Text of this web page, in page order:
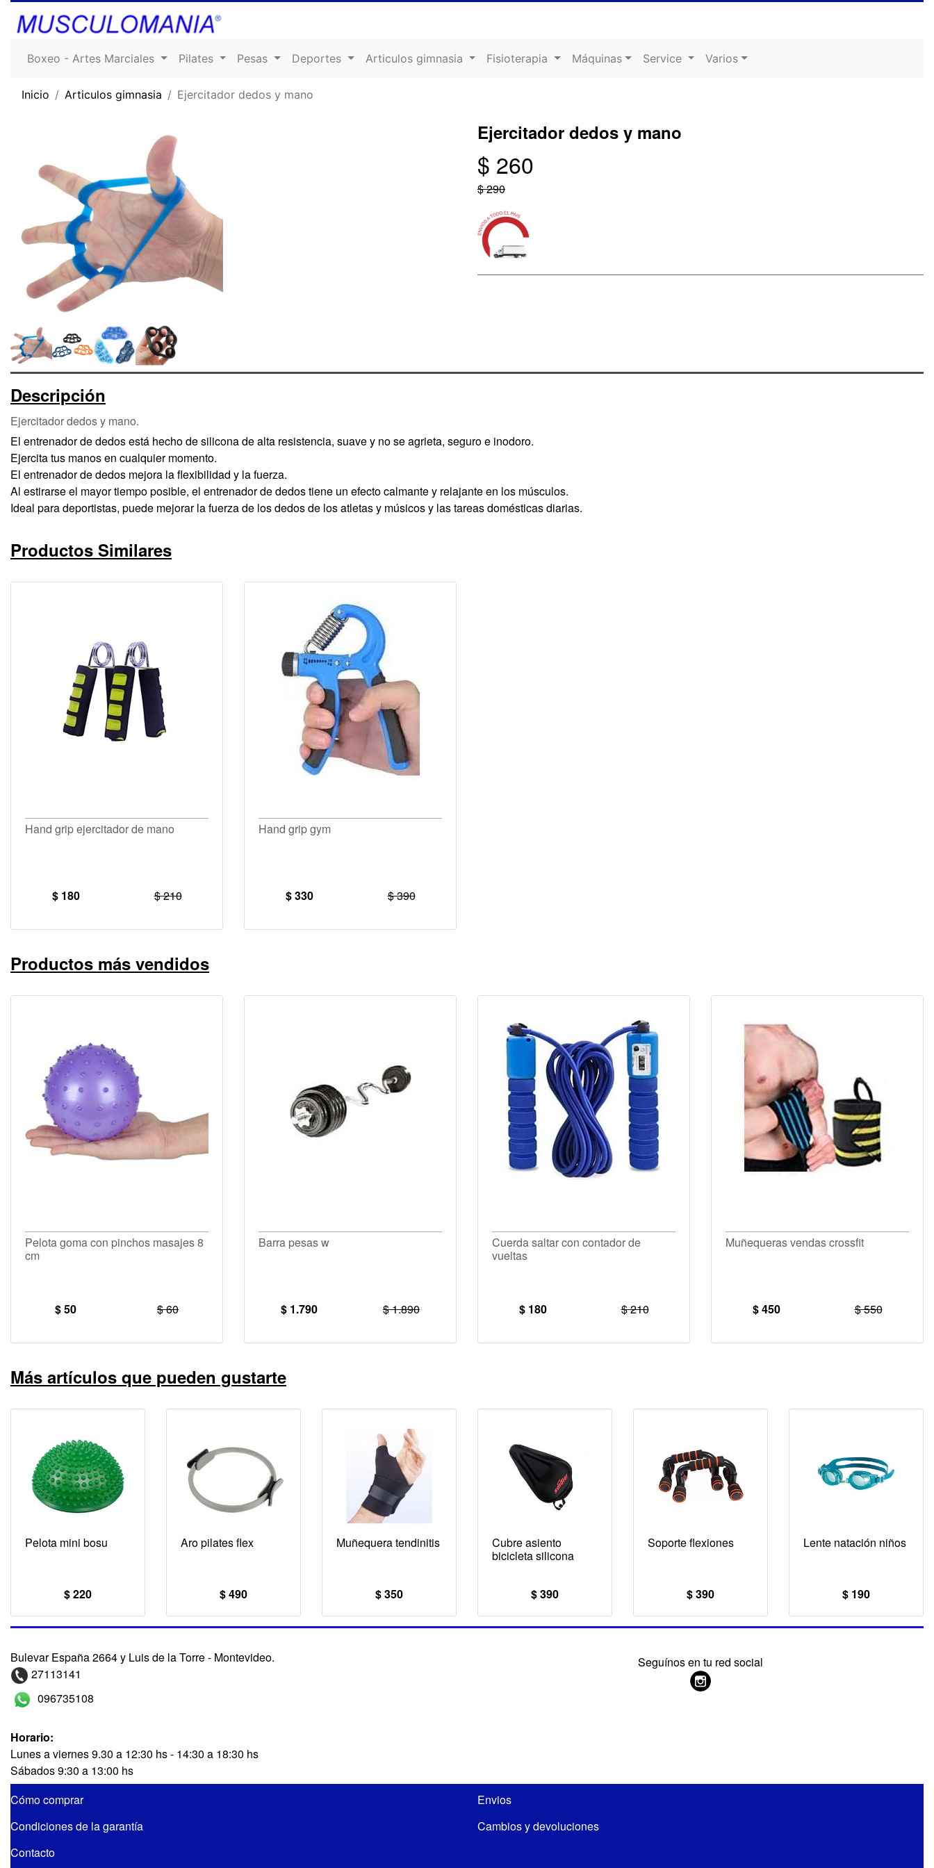
Boxeo - Artes Marciales Pilates Pesas Deportes Articulos gimnasia Fisioterapia Máquinas Service Varios
Inicio Articulos gimnasia Ejercitador dedos y mano
Ejercitador dedos y mano
$ 260
$ 290
Descripción
Ejercitador dedos y mano.
El entrenador de dedos está hecho de silicona de alta resistencia, suave y no se agrieta, seguro e inodoro.
Ejercita tus manos en cualquier momento.
El entrenador de dedos mejora la flexibilidad y la fuerza.
Al estirarse el mayor tiempo posible, el entrenador de dedos tiene un efecto calmante y relajante en los músculos.
Ideal para deportistas, puede mejorar la fuerza de los dedos de los atletas y músicos y las tareas domésticas diarias.
Productos Similares
Hand grip ejercitador de mano
$ 180 $ 210
Hand grip gym
$ 330 $ 390
Productos más vendidos
Pelota goma con pinchos masajes 8
cm
$ 50 $ 60
Barra pesas w
$ 1.790 $ 1.890
Cuerda saltar con contador de
vueltas
$ 180 $ 210
Muñequeras vendas crossfit
$ 450 $ 550
Más artículos que pueden gustarte
Pelota mini bosu
$ 220
Aro pilates flex
$ 490
Muñequera tendinitis
$ 350
Cubre asiento
bicicleta silicona
$ 390
Soporte flexiones
$ 390
Lente natación niños
$ 190
Bulevar España 2664 y Luis de la Torre - Montevideo.
27113141
096735108
Horario:
Lunes a viernes 9.30 a 12:30 hs - 14:30 a 18:30 hs
Sábados 9:30 a 13:00 hs
Seguínos en tu red social
Cómo comprar
Envios
Condiciones de la garantía
Cambios y devoluciones
Contacto